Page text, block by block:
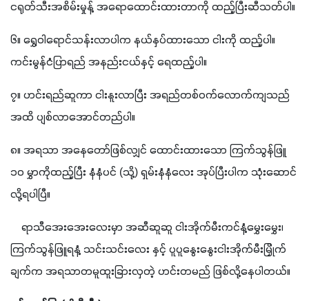
ငရုတ်သီးအစိမ်းမှုန့် အရောထောင်းထားတာကို ထည့်ပြီးဆီသတ်ပါ။
၆။ ရွှေဝါရောင်သန်းလာပါက နယ်နှပ်ထားသော ငါးကို ထည့်ပါ။
ကင်းမွန်ငံပြာရည် အနည်းငယ်နှင့် ရေထည့်ပါ။
၇။ ဟင်းရည်ဆူကာ ငါးနူးလာပြီး အရည်တစ်ဝက်လောက်ကျသည်
အထိ ပျစ်လာအောင်တည်ပါ။
၈။ အရသာ အနေတော်ဖြစ်လျှင် ထောင်းထားသော ကြက်သွန်ဖြူ
၁၀ မွှာကိုထည့်ပြီး နံနံပင် (သို့) ရှမ်းနံနံလေး အုပ်ပြီးပါက သုံးဆောင်
လို့ရပါပြီ။
ရာသီအေးအေးလေးမှာ အဆီဆူဆူ ငါးအိုက်မီးကင်နံ့မွှေးမွှေး၊
ကြက်သွန်ဖြူရနံ့ သင်းသင်းလေး နှင့် ပူပူနွေးနွေးငါးအိုက်မီးမြှိုက်
ချက်က အရသာတမူထူးခြားလှတဲ့ ဟင်းတမည် ဖြစ်လို့နေပါတယ်။